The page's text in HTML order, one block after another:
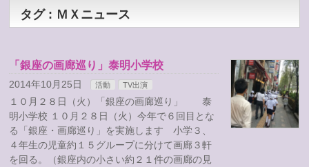
タグ : ＭＸニュース
「銀座の画廊巡り」泰明小学校
2014年10月25日 活動 TV出演
１０月２８日（火）「銀座の画廊巡り」 泰
明小学校 １０月２８日（火）今年で６回目とな
る「銀座・画廊巡り」を実施します 小学３、
４年生の児童約１５グループに分けて画廊３軒
を回る。（銀座内の小さい約２１件の画廊の見